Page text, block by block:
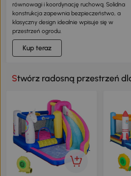
Kup teraz
równowagi i koordynację ruchową. Solidna
konstrukcja zapewnia bezpieczeństwo, a
klasyczny design idealnie wpisuje się w
przestrzeń ogrodu.
Stwórz radosną przestrzeń